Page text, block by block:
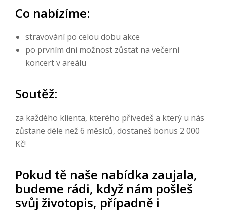
Co nabízíme:
stravování po celou dobu akce
po prvním dni možnost zůstat na večerní
koncert v areálu
Soutěž:
za každého klienta, kterého přivedeš a který u nás
zůstane déle než 6 měsíců, dostaneš bonus 2 000
Kč!
Pokud tě naše nabídka zaujala,
budeme rádi, když nám pošleš
svůj životopis, případně i